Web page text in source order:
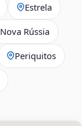
Estrela
Nova Rússia
Periquitos